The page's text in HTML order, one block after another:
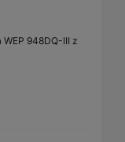
948DQ-III z